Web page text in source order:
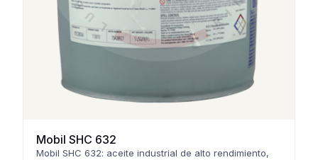
Mobil SHC 632
Mobil SHC 632: aceite industrial de alto rendimiento,